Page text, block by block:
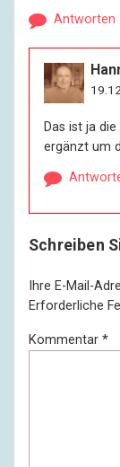
Antworten
Das ist ja
ergänzt um
Schreiben
Ihre E-Mail-
Erforderliche
Kommentar *